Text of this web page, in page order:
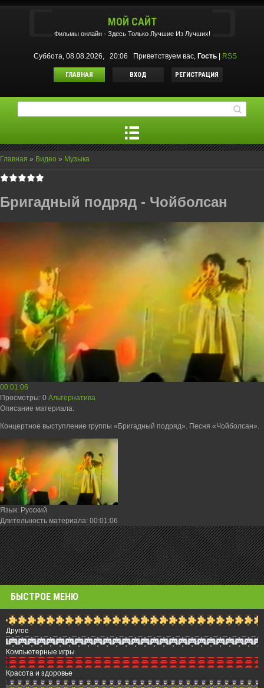
МОЙ САЙТ
Фильмы oнлайн - Здесь Только Лучшие Из Лучших!
Суббота, 08.08.2026, 20:06 Приветствуем вас, Гость| RSS
ГЛАВНАЯ ВХОД РЕГИСТРАЦИЯ
Главная » Видео » Музыка
Бригадный подряд - Чойболсан
00:01:06
Просмотры: 0 Альтернатива
Описание материала:
Концертное выступление группы «Бригадный подряд». Песня «Чойболсан».
Язык: Русский
Длительность материала: 00:01:06
БЫСТРОЕ МЕНЮ
Другое
Компьютерные игры
Красота и здоровье